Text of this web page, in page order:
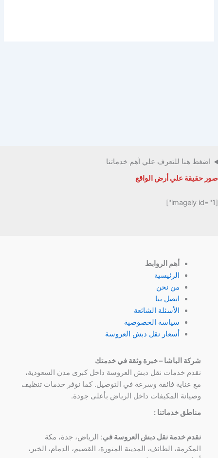
اضغط هنا للتعرف علي أهم خدماتنا
صور حقيقة علي أرض الواقع
[imagely id="1"]
أهم الروابط
الرئيسية
من نحن
اتصل بنا
الأسئلة الشائعة
سياسة الخصوصية
أسعار نقل دبش العروسة
شركة الباشا – خبرة وثقة في خدمتك
نقدم خدمات نقل دبش العروسة داخل كبرى مدن السعودية،
مع عناية فائقة وسرعة في التوصيل. كما نوفر خدمات تنظيف
وصيانة المكيفات داخل الرياض بأعلى جودة.
مناطق خدماتنا :
نقدم خدمة نقل دبش العروسة في: الرياض، جدة، مكة
المكرمة، الطائف، المدينة المنورة، القصيم، الدمام، الخبر،